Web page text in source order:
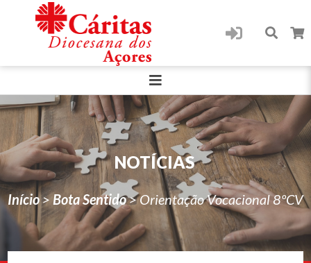
NOTÍCIAS
Início> Bota Sentido>Orientação Vocacional 8ºCV